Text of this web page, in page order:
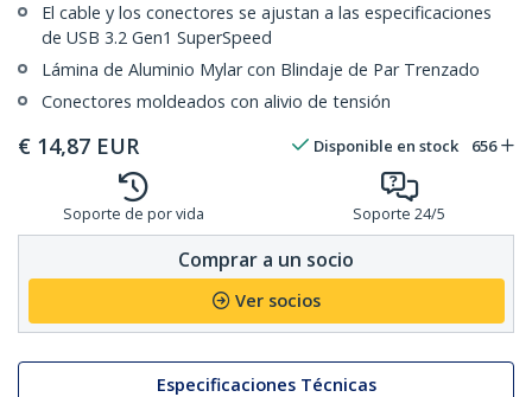
El cable y los conectores se ajustan a las especificaciones
de USB 3.2 Gen1 SuperSpeed
Lámina de Aluminio Mylar con Blindaje de Par Trenzado
Conectores moldeados con alivio de tensión
€ 14,87 EUR Disponible en stock 656
Soporte de por vida Soporte 24/5
Comprar a un socio
Ver socios
Especificaciones Técnicas